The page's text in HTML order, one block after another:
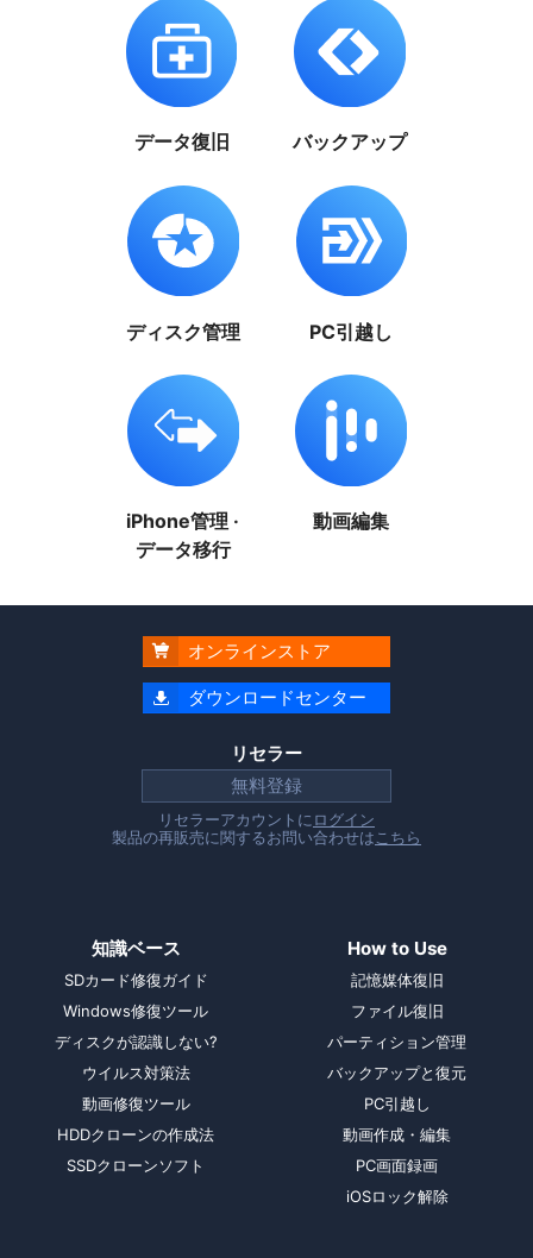
データ復旧 バックアップ
ディスク管理 PC引越し
iPhone管理 ·
データ移行
動画編集
 オンラインストア
 ダウンロードセンター
リセラー
無料登録
リセラーアカウントに ログイン
製品の再販売に関するお問い合わせは こちら
知識ベース
SDカード修復ガイド
Windows修復ツール
ディスクが認識しない?
ウイルス対策法
動画修復ツール
HDDクローンの作成法
SSDクローンソフト
How to Use
記憶媒体復旧
ファイル復旧
パーティション管理
バックアップと復元
PC引越し
動画作成・編集
PC画面録画
iOSロック解除